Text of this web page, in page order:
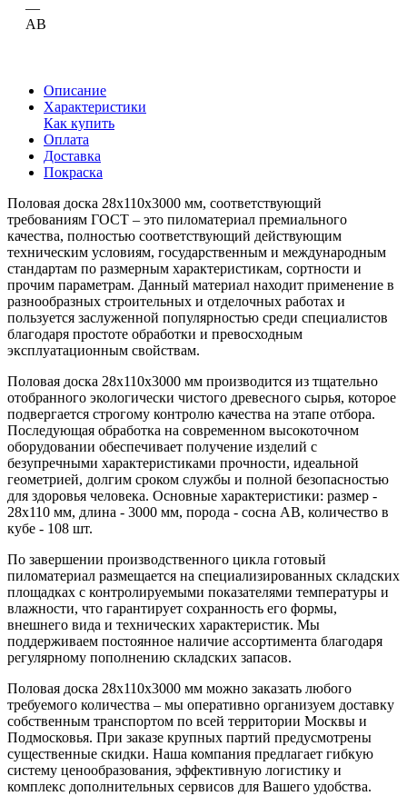
—
AB
Описание
Характеристики
Как купить
Оплата
Доставка
Покраска
Половая доска 28х110х3000 мм, соответствующий
требованиям ГОСТ – это пиломатериал премиального
качества, полностью соответствующий действующим
техническим условиям, государственным и международным
стандартам по размерным характеристикам, сортности и
прочим параметрам. Данный материал находит применение в
разнообразных строительных и отделочных работах и
пользуется заслуженной популярностью среди специалистов
благодаря простоте обработки и превосходным
эксплуатационным свойствам.
Половая доска 28х110х3000 мм производится из тщательно
отобранного экологически чистого древесного сырья, которое
подвергается строгому контролю качества на этапе отбора.
Последующая обработка на современном высокоточном
оборудовании обеспечивает получение изделий с
безупречными характеристиками прочности, идеальной
геометрией, долгим сроком службы и полной безопасностью
для здоровья человека. Основные характеристики: размер -
28x110 мм, длина - 3000 мм, порода - сосна AB, количество в
кубе - 108 шт.
По завершении производственного цикла готовый
пиломатериал размещается на специализированных складских
площадках с контролируемыми показателями температуры и
влажности, что гарантирует сохранность его формы,
внешнего вида и технических характеристик. Мы
поддерживаем постоянное наличие ассортимента благодаря
регулярному пополнению складских запасов.
Половая доска 28х110х3000 мм можно заказать любого
требуемого количества – мы оперативно организуем доставку
собственным транспортом по всей территории Москвы и
Подмосковья. При заказе крупных партий предусмотрены
существенные скидки. Наша компания предлагает гибкую
систему ценообразования, эффективную логистику и
комплекс дополнительных сервисов для Вашего удобства.